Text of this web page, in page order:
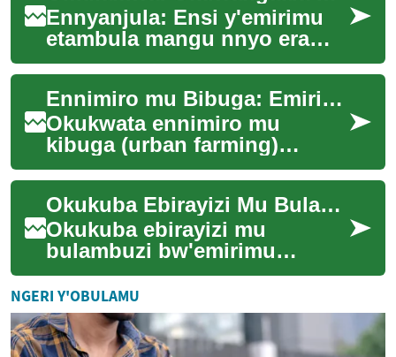
Ennyanjula: Ensi y'emirimu
etambula mangu nnyo era
nga ekyukakyuka buli
kaseera. Mu bbanga lino
eryewuunyisa, okuwang... Ennimiro mu Bibuga: Emirimu, Emmere, Obulamu
Okukwata ennimiro mu
kibuga (urban farming)
kyekimu mu bintu ebiyinza
okukyusa engeri gye tukola
emitendera egy'obula...
Okukuba Ebirayizi Mu Bulambuzi Bw'emirimu: Enkola Empya
Okukuba ebirayizi mu
bulambuzi bw'emirimu
kitegeeza okulonda ekkubo
ly'omulimu eririna amakulu
era nga lisobola okutu...
NGERI Y'OBULAMU